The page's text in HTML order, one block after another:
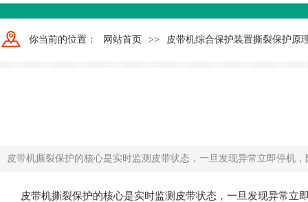
你当前的位置： 网站首页 >> 皮带机综合保护装置撕裂保护原
皮带机撕裂保护的核心是‌实时监测皮带状态‌，一旦发现异常立即停机
皮带机撕裂保护的核心是‌实时监测皮带状态‌，一旦发现异常